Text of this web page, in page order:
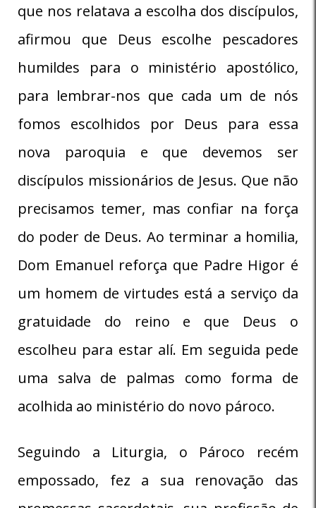
que nos relatava a escolha dos discípulos,
afirmou que Deus escolhe pescadores
humildes para o ministério apostólico,
para lembrar-nos que cada um de nós
fomos escolhidos por Deus para essa
nova paroquia e que devemos ser
discípulos missionários de Jesus. Que não
precisamos temer, mas confiar na força
do poder de Deus. Ao terminar a homilia,
Dom Emanuel reforça que Padre Higor é
um homem de virtudes está a serviço da
gratuidade do reino e que Deus o
escolheu para estar alí. Em seguida pede
uma salva de palmas como forma de
acolhida ao ministério do novo pároco.
Seguindo a Liturgia, o Pároco recém
empossado, fez a sua renovação das